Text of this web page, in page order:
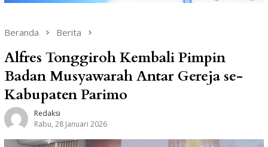
Beranda Berita
Alfres Tonggiroh Kembali Pimpin
Badan Musyawarah Antar Gereja se-
Kabupaten Parimo
Redaksi
Rabu, 28 Januari 2026